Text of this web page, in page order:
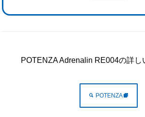
POTENZA Adrenalin RE004の詳し
POTENZA